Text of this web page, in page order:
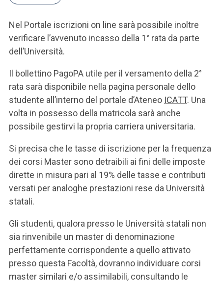
Nel Portale iscrizioni on line sarà possibile inoltre
verificare l’avvenuto incasso della 1° rata da parte
dell’Università.
Il bollettino PagoPA utile per il versamento della 2°
rata sarà disponibile nella pagina personale dello
studente all’interno del portale d’Ateneo ICATT. Una
volta in possesso della matricola sarà anche
possibile gestirvi la propria carriera universitaria.
Si precisa che le tasse di iscrizione per la frequenza
dei corsi Master sono detraibili ai fini delle imposte
dirette in misura pari al 19% delle tasse e contributi
versati per analoghe prestazioni rese da Università
statali.
Gli studenti, qualora presso le Università statali non
sia rinvenibile un master di denominazione
perfettamente corrispondente a quello attivato
presso questa Facoltà, dovranno individuare corsi
master similari e/o assimilabili, consultando le